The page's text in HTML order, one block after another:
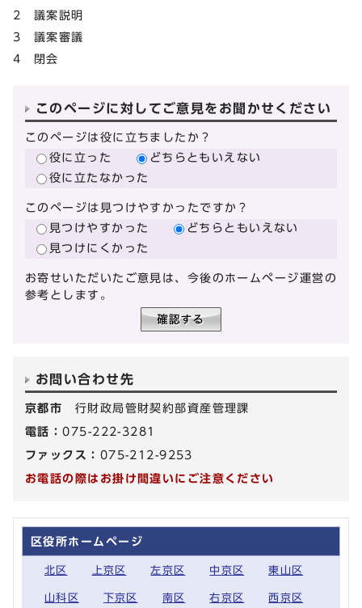
2 議案説明
3 議案審議
4 閉会
このページに対してご意見をお聞かせください
このページは役に立ちましたか？
役に立った
どちらともいえない
役に立たなかった
このページは見つけやすかったですか？
見つけやすかった
どちらともいえない
見つけにくかった
お寄せいただいたご意見は、今後のホームページ運営の
参考とします。
お問い合わせ先
京都市 行財政局管財契約部資産管理課
電話：075-222-3281
ファックス： 075-212-9253
お電話の際はお掛け間違いにご注意ください
区役所ホームページ
北区 上京区 左京区 中京区 東山区
山科区 下京区 南区 右京区 西京区